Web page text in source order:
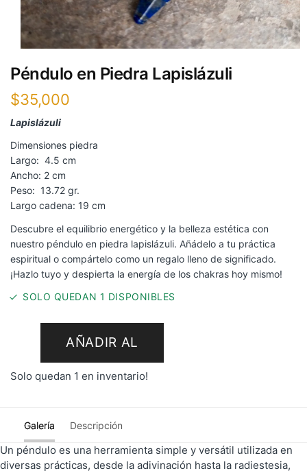
Péndulo en Piedra Lapislázuli
$35,000
Lapislázuli
Dimensiones piedra
Largo: 4.5 cm
Ancho: 2 cm
Peso: 13.72 gr.
Largo cadena: 19 cm
Descubre el equilibrio energético y la belleza estética con
nuestro péndulo en piedra lapislázuli. Añádelo a tu práctica
espiritual o compártelo como un regalo lleno de significado.
¡Hazlo tuyo y despierta la energía de los chakras hoy mismo!
SOLO QUEDAN 1 DISPONIBLES
AÑADIR AL
CARRITO
Solo quedan 1 en inventario!
Galería Descripción
Un péndulo es una herramienta simple y versátil utilizada en
diversas prácticas, desde la adivinación hasta la radiestesia,